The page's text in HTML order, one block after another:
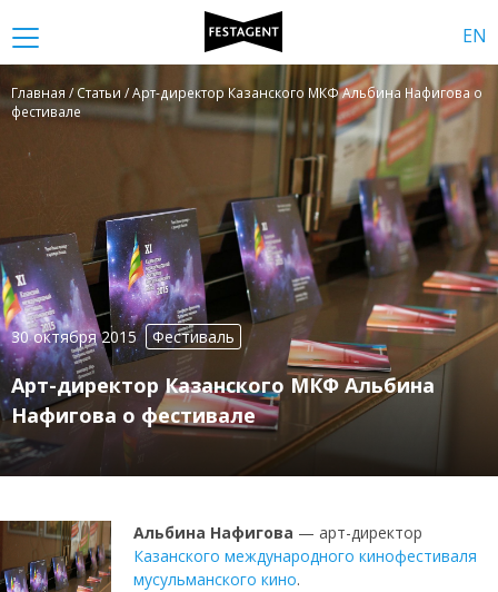
EN
Главная /Статьи/ Арт-директор Казанского МКФ Альбина Нафигова о
фестивале
30 октября 2015 Фестиваль
Арт-директор Казанского МКФ Альбина
Нафигова о фестивале
Альбина Нафигова — арт-директор
Казанского международного кинофестиваля
мусульманского кино.